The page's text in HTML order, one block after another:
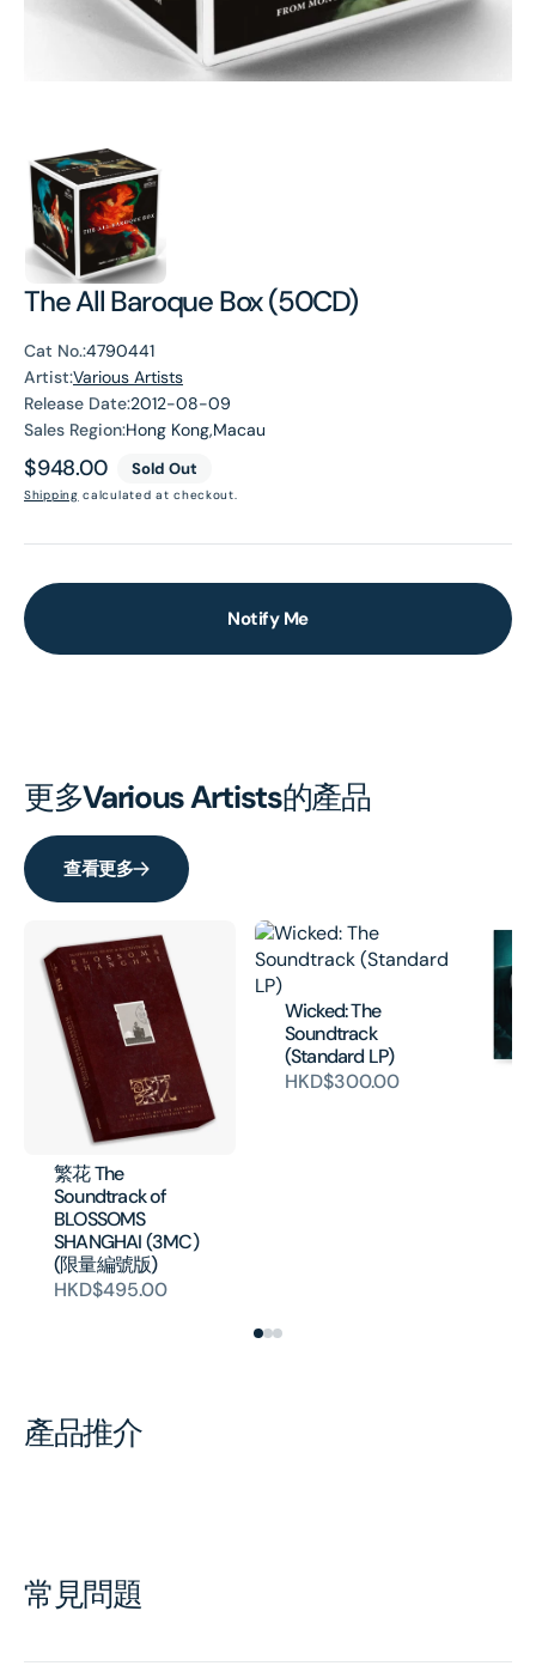
The All Baroque Box (50CD)
Cat No.:4790441
Artist:Various Artists
Release Date:2012-08-09
Sales Region:Hong Kong,Macau
Regular
price
$948.00 Sold Out
Shipping calculated at checkout.
Notify Me
更多Various Artists的產品
查看更多
繁花 The
Soundtrack of
BLOSSOMS
SHANGHAI (3MC)
(限量編號版)
HKD$495.00
Wicked: The
Soundtrack
(Standard LP)
HKD$300.00
產品推介
常見問題